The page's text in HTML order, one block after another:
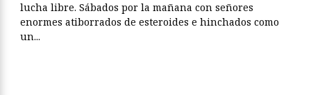
lucha libre. Sábados por la mañana con señores
enormes atiborrados de esteroides e hinchados como
un...